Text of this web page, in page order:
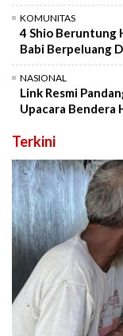
KOMUNITAS
4 Shio Beruntung
Babi Berpeluang
NASIONAL
Link Resmi
Upacara Bendera
Terkini